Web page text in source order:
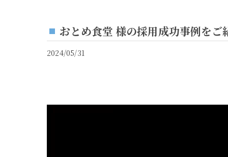
おとめ食堂 様の採用成功事例をご
2024/05/31